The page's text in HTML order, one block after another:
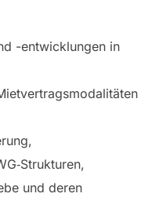
-entwicklungen in
und deren